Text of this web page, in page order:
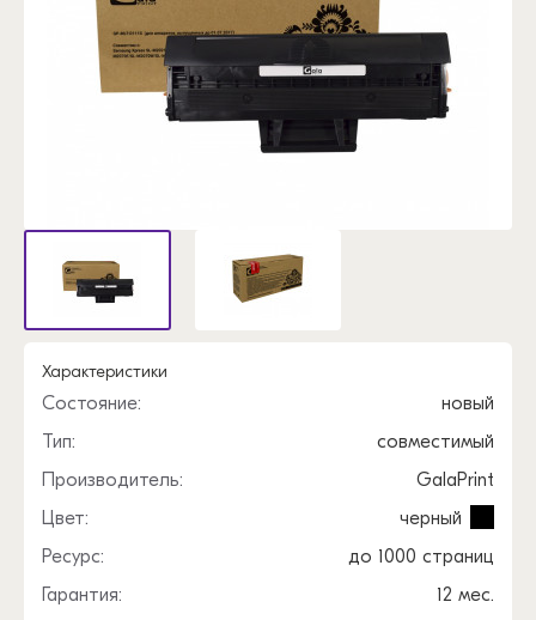
Характеристики
Состояние:
новый
Тип:
совместимый
Производитель:
GalaPrint
Цвет:
черный
Ресурс:
до 1000 страниц
Гарантия:
12 мес.